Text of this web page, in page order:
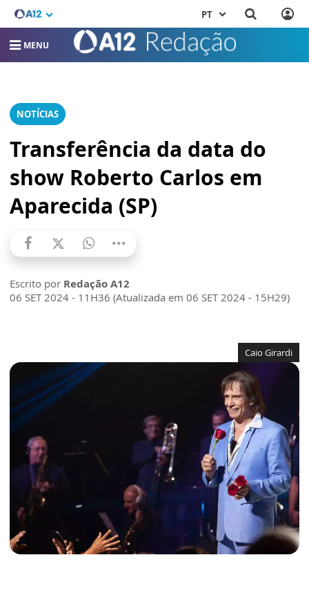
PT
MENU
NOTÍCIAS
Transferência da data do
show Roberto Carlos em
Aparecida (SP)
Escrito por Redação A12
06 SET 2024 - 11H36 (Atualizada em 06 SET 2024 - 15H29)
Caio Girardi